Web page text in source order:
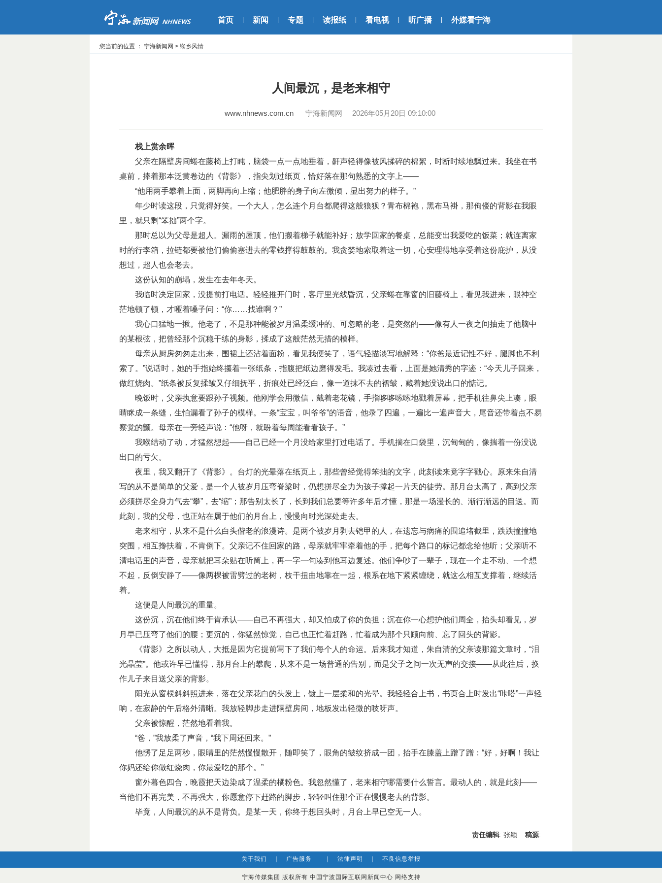
首页 新闻 专题 读报纸 看电视 听广播 外媒看宁海
您当前的位置 ： 宁海新闻网 > 缑乡风情
人间最沉，是老来相守
www.nhnews.com.cn宁海新闻网 2026年05月20日 09:10:00
栈上赏余晖
父亲在隔壁房间蜷在藤椅上打盹，脑袋一点一点地垂着，鼾声轻得像被风揉碎的棉絮，时断时续地飘过来。我坐在书
桌前，捧着那本泛黄卷边的《背影》，指尖划过纸页，恰好落在那句熟悉的文字上——
“他用两手攀着上面，两脚再向上缩；他肥胖的身子向左微倾，显出努力的样子。”
年少时读这段，只觉得好笑。一个大人，怎么连个月台都爬得这般狼狈？青布棉袍，黑布马褂，那佝偻的背影在我眼
里，就只剩“笨拙”两个字。
那时总以为父母是超人。漏雨的屋顶，他们搬着梯子就能补好；放学回家的餐桌，总能变出我爱吃的饭菜；就连离家
时的行李箱，拉链都要被他们偷偷塞进去的零钱撑得鼓鼓的。我贪婪地索取着这一切，心安理得地享受着这份庇护，从没
想过，超人也会老去。
这份认知的崩塌，发生在去年冬天。
我临时决定回家，没提前打电话。轻轻推开门时，客厅里光线昏沉，父亲蜷在靠窗的旧藤椅上，看见我进来，眼神空
茫地顿了顿，才哑着嗓子问：“你……找谁啊？”
我心口猛地一揪。他老了，不是那种能被岁月温柔缓冲的、可忽略的老，是突然的——像有人一夜之间抽走了他脑中
的某根弦，把曾经那个沉稳干练的身影，揉成了这般茫然无措的模样。
母亲从厨房匆匆走出来，围裙上还沾着面粉，看见我便笑了，语气轻描淡写地解释：“你爸最近记性不好，腿脚也不利
索了。”说话时，她的手指始终攥着一张纸条，指腹把纸边磨得发毛。我凑过去看，上面是她清秀的字迹：“今天儿子回来，
做红烧肉。”纸条被反复揉皱又仔细抚平，折痕处已经泛白，像一道抹不去的褶皱，藏着她没说出口的惦记。
晚饭时，父亲执意要跟孙子视频。他刚学会用微信，戴着老花镜，手指哆哆嗦嗦地戳着屏幕，把手机往鼻尖上凑，眼
睛眯成一条缝，生怕漏看了孙子的模样。一条“宝宝，叫爷爷”的语音，他录了四遍，一遍比一遍声音大，尾音还带着点不易
察觉的颤。母亲在一旁轻声说：“他呀，就盼着每周能看看孩子。”
我喉结动了动，才猛然想起——自己已经一个月没给家里打过电话了。手机揣在口袋里，沉甸甸的，像揣着一份没说
出口的亏欠。
夜里，我又翻开了《背影》。台灯的光晕落在纸页上，那些曾经觉得笨拙的文字，此刻读来竟字字戳心。原来朱自清
写的从不是简单的父爱，是一个人被岁月压弯脊梁时，仍想拼尽全力为孩子撑起一片天的徒劳。那月台太高了，高到父亲
必须拼尽全身力气去“攀”，去“缩”；那告别太长了，长到我们总要等许多年后才懂，那是一场漫长的、渐行渐远的目送。而
此刻，我的父母，也正站在属于他们的月台上，慢慢向时光深处走去。
老来相守，从来不是什么白头偕老的浪漫诗。是两个被岁月剥去铠甲的人，在遗忘与病痛的围追堵截里，跌跌撞撞地
突围，相互搀扶着，不肯倒下。父亲记不住回家的路，母亲就牢牢牵着他的手，把每个路口的标记都念给他听；父亲听不
清电话里的声音，母亲就把耳朵贴在听筒上，再一字一句凑到他耳边复述。他们争吵了一辈子，现在一个走不动、一个想
不起，反倒安静了——像两棵被雷劈过的老树，枝干扭曲地靠在一起，根系在地下紧紧缠绕，就这么相互支撑着，继续活
着。
这便是人间最沉的重量。
这份沉，沉在他们终于肯承认——自己不再强大，却又怕成了你的负担；沉在你一心想护他们周全，抬头却看见，岁
月早已压弯了他们的腰；更沉的，你猛然惊觉，自己也正忙着赶路，忙着成为那个只顾向前、忘了回头的背影。
《背影》之所以动人，大抵是因为它提前写下了我们每个人的命运。后来我才知道，朱自清的父亲读那篇文章时，“泪
光晶莹”。他或许早已懂得，那月台上的攀爬，从来不是一场普通的告别，而是父子之间一次无声的交接——从此往后，换
作儿子来目送父亲的背影。
阳光从窗棂斜斜照进来，落在父亲花白的头发上，镀上一层柔和的光晕。我轻轻合上书，书页合上时发出“咔嗒”一声轻
响，在寂静的午后格外清晰。我放轻脚步走进隔壁房间，地板发出轻微的吱呀声。
父亲被惊醒，茫然地看着我。
“爸，”我放柔了声音，“我下周还回来。”
他愣了足足两秒，眼睛里的茫然慢慢散开，随即笑了，眼角的皱纹挤成一团，抬手在膝盖上蹭了蹭：“好，好啊！我让
你妈还给你做红烧肉，你最爱吃的那个。”
窗外暮色四合，晚霞把天边染成了温柔的橘粉色。我忽然懂了，老来相守哪需要什么誓言。最动人的，就是此刻——
当他们不再完美，不再强大，你愿意停下赶路的脚步，轻轻叫住那个正在慢慢老去的背影。
毕竟，人间最沉的从不是背负。是某一天，你终于想回头时，月台上早已空无一人。
责任编辑: 张颖 稿源:
关于我们 广告服务 法律声明 不良信息举报
宁海传媒集团 版权所有 中国宁波国际互联网新闻中心 网络支持